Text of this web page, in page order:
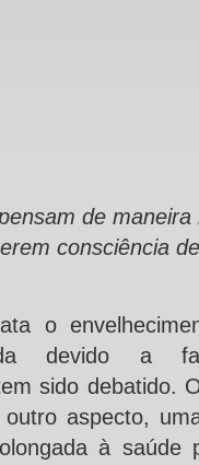
de maneira
consciência
o
devido a
sido debatido.
aspecto,
à saúde